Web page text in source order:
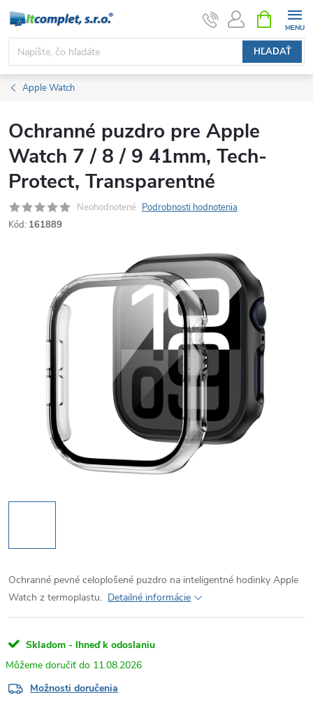
Prejsť
obsah
HĽADAŤ
KOŠÍK
Apple Watch
Ochranné puzdro pre Apple
Watch 7 / 8 / 9 41mm, Tech-
Protect, Transparentné
Neohodnotené Podrobnosti hodnotenia
Kód: 161889
Ochranné pevné celoplošené puzdro na inteligentné hodinky Apple
Watch z termoplastu. Detailné informácie
Skladom - Ihneď k odoslaniu
11.08.2026
Možnosti doručenia